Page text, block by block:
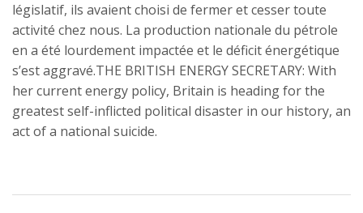
législatif, ils avaient choisi de fermer et cesser toute
activité chez nous. La production nationale du pétrole
en a été lourdement impactée et le déficit énergétique
s’est aggravé.THE BRITISH ENERGY SECRETARY: With
her current energy policy, Britain is heading for the
greatest self-inflicted political disaster in our history, an
act of a national suicide.